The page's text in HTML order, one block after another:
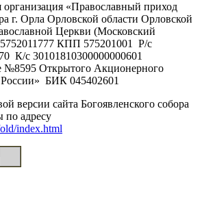
организация «Православный приход
г. Орла Орловской области Орловской
Церкви (Московский
КПП 575201001 Р/с
К/с 30101810300000000601
№8595 Открытого Акционерного
БИК 045402601
версии сайта Богоявленского собора
по адресу
index.html